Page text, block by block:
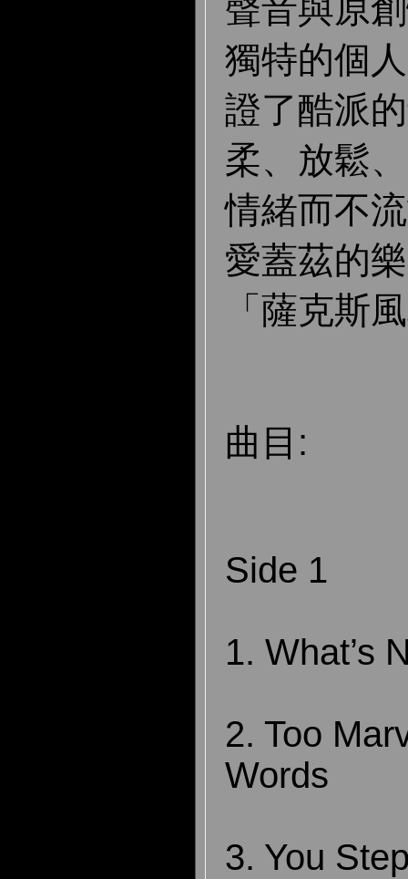
聲音與原
獨特的個
證了酷派
柔、放鬆
情緒而不
愛蓋茲的
「薩克斯
曲目:
Side 1
1. What’s
2. Too
Words
3. You